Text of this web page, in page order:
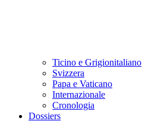
Ticino e Grigionitaliano
Svizzera
Papa e Vaticano
Internazionale
Cronologia
Dossiers